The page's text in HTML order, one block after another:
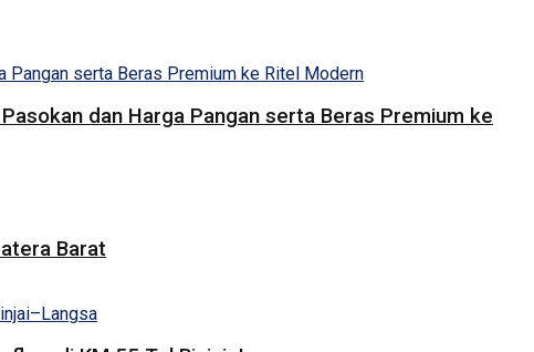
dan Harga Pangan serta Beras Premium ke
Barat